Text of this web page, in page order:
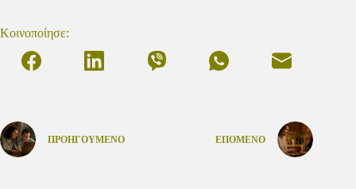
Κοινοποίησε:
ΠΡΟΗΓΟΎΜΕΝΟ ΕΠΌΜΕΝΟ